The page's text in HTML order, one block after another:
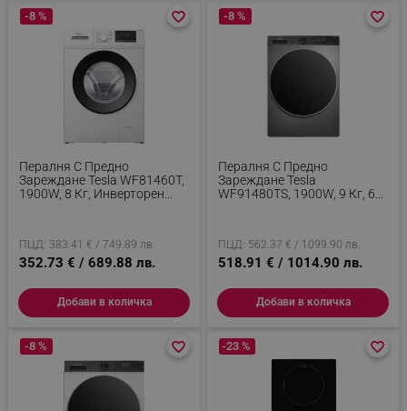
Пералня С Предно
Зареждане Tesla WF81460T,
1900W, 8 Кг, Инверторен
-8 %
ПЦД: 383.41 € / 749.89 лв.
352.73 € / 689.88 лв.
favorite_border
favorite_border
Добави в количка
Пералня С Предно
Зареждане Tesla
WF91480TS, 1900W, 9 Кг, 60
-8 %
ПЦД: 562.37 € / 1099.90 лв.
518.91 € / 1014.90 лв.
favorite_border
favorite_border
Добави в количка
-8 % favorite_border
favorite_border -23 % favorite_border
favorite_border